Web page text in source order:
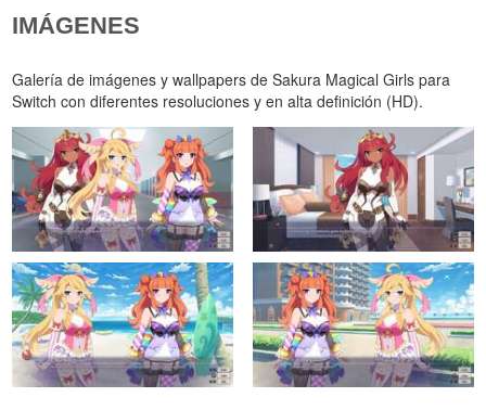
IMÁGENES
Galería de imágenes y wallpapers de Sakura Magical Girls para
Switch con diferentes resoluciones y en alta definición (HD).